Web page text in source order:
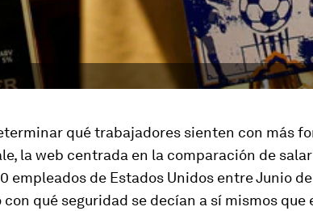
qué trabajadores sienten con más
la web centrada en la comparación de
empleados de Estados Unidos entre Junio de
con qué seguridad se decían a sí mismos